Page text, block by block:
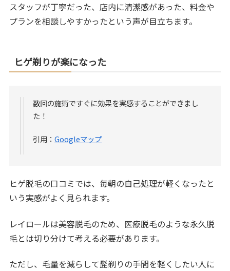
スタッフが丁寧だった、店内に清潔感があった、料金や
プランを相談しやすかったという声が目立ちます。
ヒゲ剃りが楽になった
数回の施術ですぐに効果を実感することができまし
た！
引用：Googleマップ
ヒゲ脱毛の口コミでは、毎朝の自己処理が軽くなったと
いう実感がよく見られます。
レイロールは美容脱毛のため、医療脱毛のような永久脱
毛とは切り分けて考える必要があります。
ただし、毛量を減らして髭剃りの手間を軽くしたい人に